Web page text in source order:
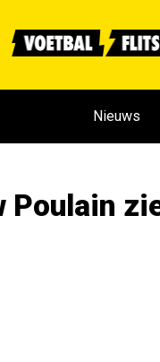
Nieuws
Poulain